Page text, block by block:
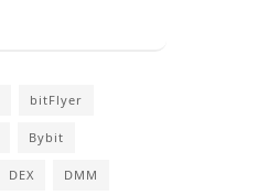
bitFlyer
Bybit
DEX DMM